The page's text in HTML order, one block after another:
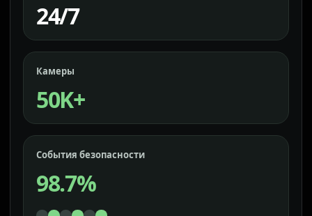
24/7
Камеры
50K+
События безопасности
98.7%